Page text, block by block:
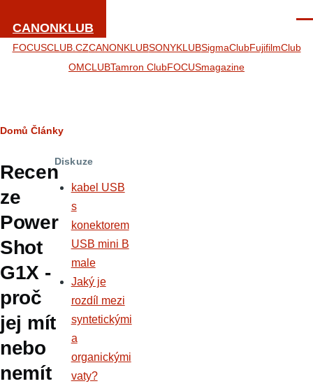
CANONKLUB
FOCUSCLUB.CZCANONKLUBSONYKLUBSigmaClubFujifilmClub
OMCLUBTamron ClubFOCUSmagazine
Drobečková
navigace
Domů Články
Recen
ze
Power
Shot
G1X -
proč
jej mít
nebo
nemít
Diskuze
kabel USB
s
konektorem
USB mini B
male
Jaký je
rozdíl mezi
syntetickými
a
organickými
vaty?